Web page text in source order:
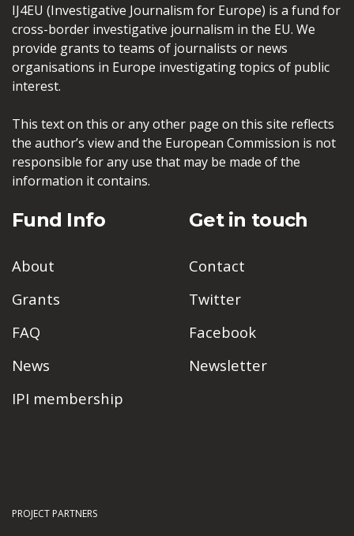
IJ4EU (Investigative Journalism for Europe) is a fund for
cross-border investigative journalism in the EU. We
provide grants to teams of journalists or news
organisations in Europe investigating topics of public
interest.
This text on this or any other page on this site reflects
the author’s view and the European Commission is not
responsible for any use that may be made of the
information it contains.
Fund Info
About
Grants
FAQ
News
IPI membership
Get in touch
Contact
Twitter
Facebook
Newsletter
PROJECT PARTNERS